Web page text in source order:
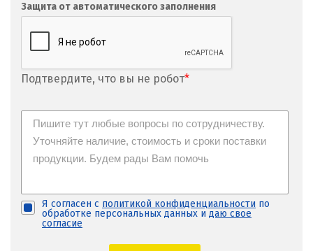
Защита от автоматического заполнения
Подтвердите, что вы не робот*
Я согласен с политикой конфиденциальности по
обработке персональных данных и даю свое
согласие